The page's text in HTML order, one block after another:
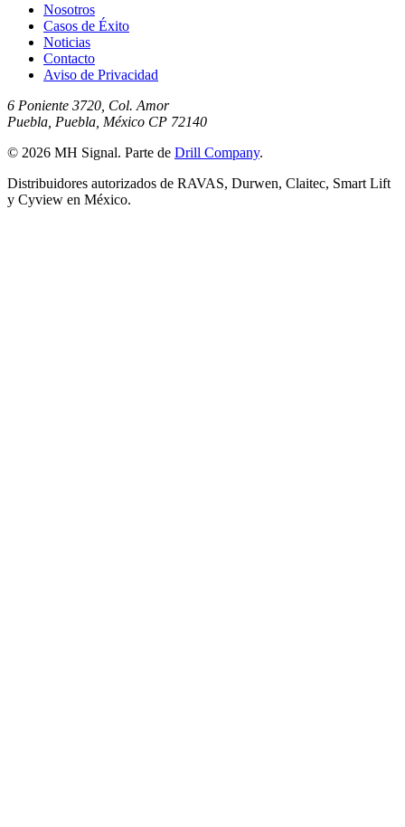
Nosotros
Casos de Éxito
Noticias
Contacto
Aviso de Privacidad
6 Poniente 3720, Col. Amor
Puebla, Puebla, México CP 72140
© 2026 MH Signal. Parte de Drill Company.
Distribuidores autorizados de RAVAS, Durwen, Claitec, Smart Lift
y Cyview en México.